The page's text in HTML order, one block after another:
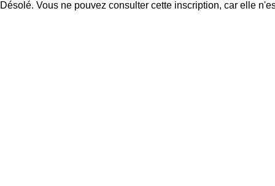
Désolé. Vous ne pouvez consulter cette inscription, car elle